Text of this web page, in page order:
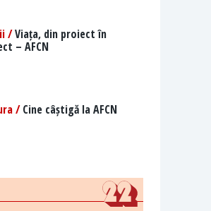
/Viața, din proiect în
– AFCN
/Cine câștigă la AFCN